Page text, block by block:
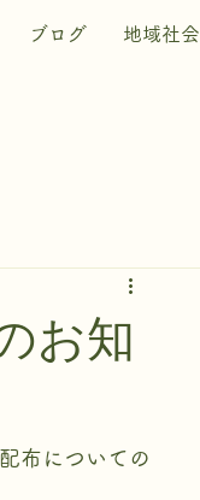
ブログ 地域社会
お知
布についての